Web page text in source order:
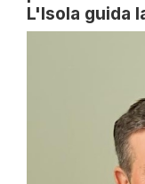
L'Isola guida